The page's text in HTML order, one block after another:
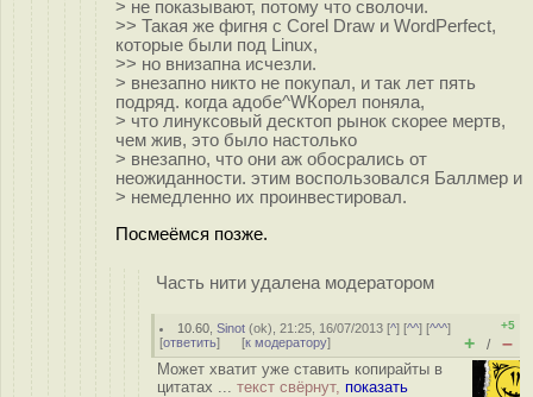
> не показывают, потому что сволочи.
>> Такая же фигня с Corel Draw и WordPerfect,
которые были под Linux,
>> но внизапна исчезли.
> внезапно никто не покупал, и так лет пять
подряд. когда адобе^WКорел поняла,
> что линуксовый десктоп рынок скорее мертв,
чем жив, это было настолько
> внезапно, что они аж обосрались от
неожиданности. этим воспользовался Баллмер и
> немедленно их проинвестировал.
Посмеёмся позже.
Часть нити удалена модератором
10.60 ,Sinot (ok), 21:25, 16/07/2013 [^] [^^] [^^^]
[ответить] [к модератору]
+5
+ / –
Может хватит уже ставить копирайты в
цитатах ... текст свёрнут, показать